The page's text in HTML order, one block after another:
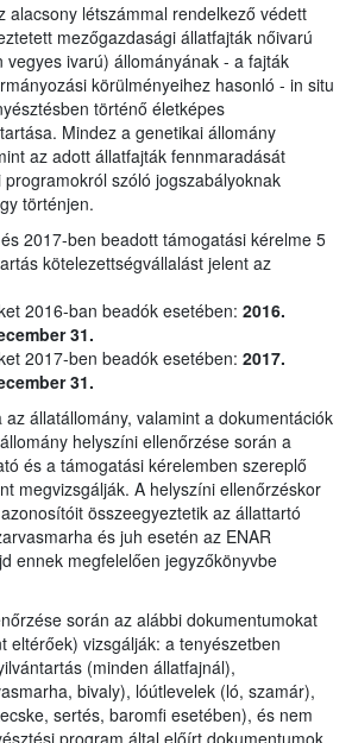
alacsony létszámmal rendelkező védett
mezőgazdasági állatfajták nőivarú
vegyes ivarú) állományának - a fajták
körülményeihez hasonló - in situ
történő életképes
Mindez a genetikai állomány
az adott állatfajták fennmaradását
szóló jogszabályoknak
történjen.
2017-ben beadott támogatási kérelme 5
kötelezettségvállalást jelent az
2016-ban beadók esetében: 2016.
31.
2017-ben beadók esetében: 2017.
31.
állatállomány, valamint a dokumentációk
helyszíni ellenőrzése során a
és a támogatási kérelemben szereplő
megvizsgálják. A helyszíni ellenőrzéskor
összeegyeztetik az állattartó
és juh esetén az ENAR
ennek megfelelően jegyzőkönyvbe
során az alábbi dokumentumokat
eltérőek) vizsgálják: a tenyészetben
(minden állatfajnál),
bivaly), lóútlevelek (ló, szamár),
sertés, baromfi esetében), és nem